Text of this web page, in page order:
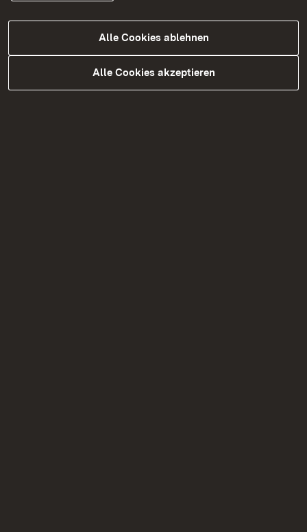
Alle Cookies ablehnen
Alle Cookies akzeptieren